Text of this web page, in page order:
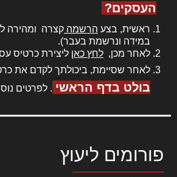
העסקים?
ראשית, בצע הרשמה קצרה ומהירה
במידה ונרשמת בעבר).
לאחר מכן, לחץ כאן ליצירת כרטיס
לאחר שסיימת, ביכולתך לקדם את
בולט בדף הראשי . לפרטים
פורומים ליעוץ